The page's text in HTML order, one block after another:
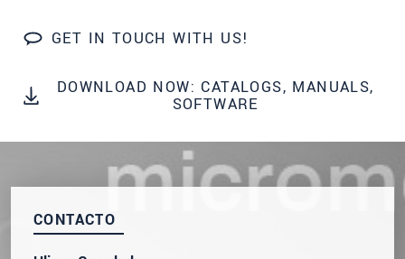
GET IN TOUCH WITH US!
DOWNLOAD NOW: CATALOGS, MANUALS,
SOFTWARE
CONTACTO